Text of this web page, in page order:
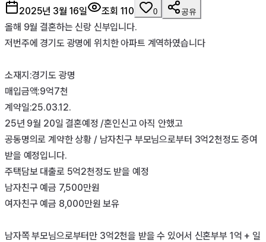
2025년 3월 16일
조회 110 0 공유
올해 9월 결혼하는 신랑 신부입니다.
저번주에 경기도 광명에 위치한 아파트 계역하였습니다
소재지:경기도 광명
매입금액:9억7천
계약일:25.03.12.
25년 9월 20일 결혼예정 /혼인신고 아직 안했고
공동명의로 계약한 상황 / 남자친구 부모님으로부터 3억2천정도 증여
받을 예정입니다.
주택담보 대출로 5억2천정도 받을 예정
남자친구 예금 7,500만원
여자친구 예금 8,000만원 보유
남자쪽 부모님으로부터만 3억2천을 받을 수 있어서 신혼부부 1억 + 일